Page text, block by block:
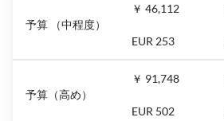
予算 （中程度）
￥ 46,112
EUR 253
予算（高め）
￥ 91,748
EUR 502